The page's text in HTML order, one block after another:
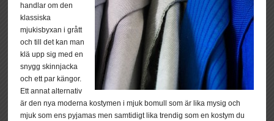
handlar om den
klassiska
mjukisbyxan i grått
och till det kan man
klä upp sig med en
snygg skinnjacka
och ett par kängor.
Ett annat alternativ
är den nya moderna kostymen i mjuk bomull som är lika mysig och
mjuk som ens pyjamas men samtidigt lika trendig som en kostym du